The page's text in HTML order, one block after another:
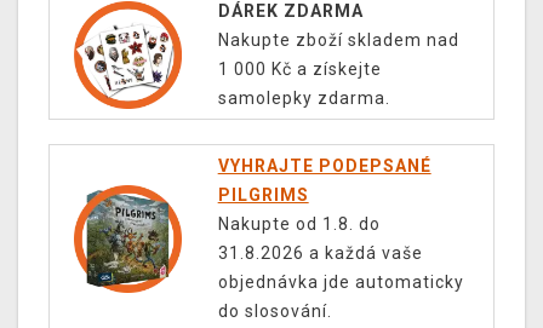
DÁREK ZDARMA
Nakupte zboží skladem nad
1 000 Kč a získejte
samolepky zdarma.
VYHRAJTE PODEPSANÉ
PILGRIMS
Nakupte od 1.8. do
31.8.2026 a každá vaše
objednávka jde automaticky
do slosování.